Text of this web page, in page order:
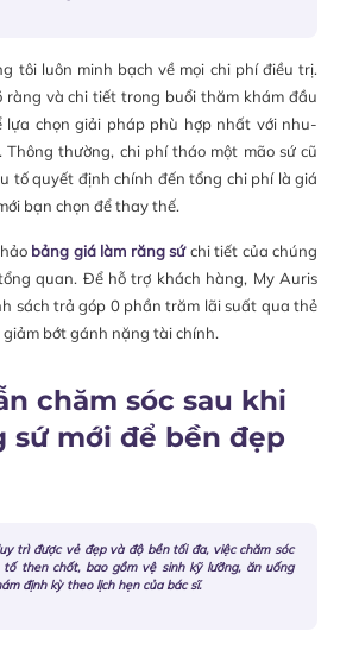
tôi luôn minh bạch về mọi chi phí điều trị.
ràng và chi tiết trong buổi thăm khám đầu
lựa chọn giải pháp phù hợp nhất với nhu-
Thông thường, chi phí tháo một mão sứ cũ
tố quyết định chính đến tổng chi phí là giá
bạn chọn để thay thế.
bảng giá làm răng sứchi tiết của chúng
quan. Để hỗ trợ khách hàng, My Auris
sách trả góp 0 phần trăm lãi suất qua thẻ
bớt gánh nặng tài chính.
chăm sóc sau khi
sứ mới để bền đẹp
trì được vẻ đẹp và độ bền tối đa, việc chăm sóc
tố then chốt, bao gồm vệ sinh kỹ lưỡng, ăn uống
định kỳ theo lịch hẹn của bác sĩ.